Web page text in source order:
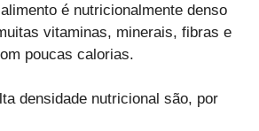
é nutricionalmente denso
vitaminas, minerais, fibras e
poucas calorias.
densidade nutricional são, por